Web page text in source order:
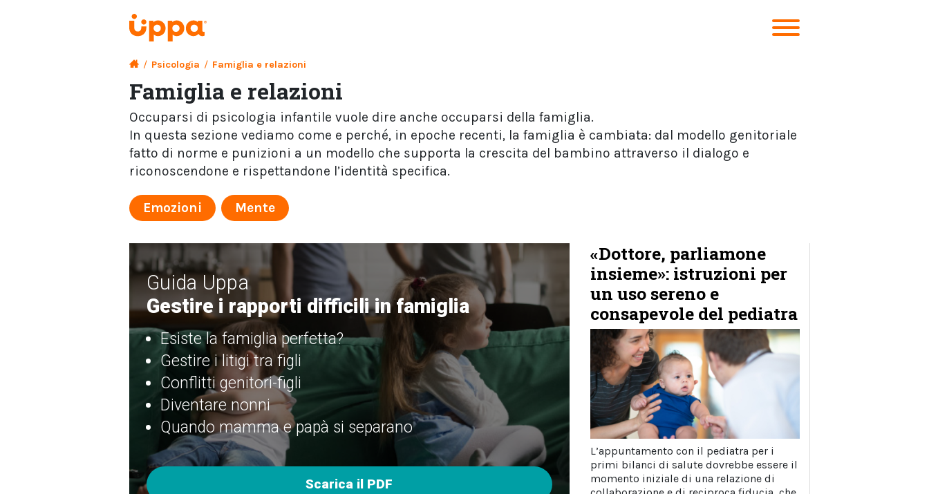
/ Psicologia / Famiglia e relazioni
Famiglia e relazioni
Occuparsi di psicologia infantile vuole dire anche occuparsi della famiglia.
In questa sezione vediamo come e perché, in epoche recenti, la famiglia è cambiata: dal modello genitoriale
fatto di norme e punizioni a un modello che supporta la crescita del bambino attraverso il dialogo e
riconoscendone e rispettandone l’identità specifica.
Emozioni Mente
Guida Uppa
Gestire i rapporti difficili in famiglia
Esiste la famiglia perfetta?
Gestire i litigi tra figli
Conflitti genitori-figli
Diventare nonni
Quando mamma e papà si separano
Scarica il PDF
«Dottore, parliamone
insieme»: istruzioni per
un uso sereno e
consapevole del pediatra
L’appuntamento con il pediatra per i
primi bilanci di salute dovrebbe essere il
momento iniziale di una relazione di